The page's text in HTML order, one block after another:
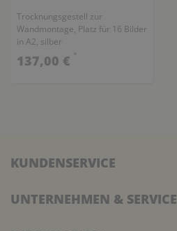
Trocknungsgestell zur
Wandmontage, Platz für 16 Bilder
in A2, silber
137,00 € *
KUNDENSERVICE
UNTERNEHMEN & SERVICE